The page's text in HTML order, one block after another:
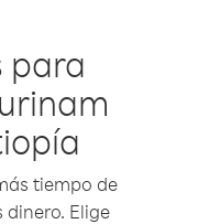
para
tiempo de
Elige